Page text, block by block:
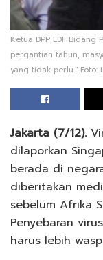
Ketua DPP LDII
pergantian tahun,
yang tidak perlu." Foto:
Jakarta (7/12).
dilaporkan
berada di
diberitakan
sebelum Afrika
Penyebaran
harus lebih